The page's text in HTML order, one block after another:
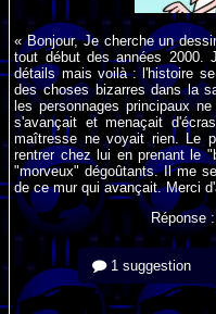
« Bonjour, Je cherche un
tout début des années 2000.
détails mais voilà : l'histoire
des choses bizarres dans la
les personnages principaux
s'avançait et menaçait
maîtresse ne voyait rien. Le
rentrer chez lui en prenant le
"morveux" dégoûtants. Il me
de ce mur qui avançait. Merci
Réponse
1 suggestion